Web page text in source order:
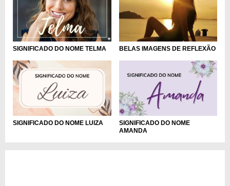
SIGNIFICADO DO NOME TELMA BELAS IMAGENS DE REFLEXÃO
SIGNIFICADO DO NOME LUIZA
SIGNIFICADO DO NOME
AMANDA